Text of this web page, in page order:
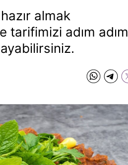
almak
tarifimizi adım adım